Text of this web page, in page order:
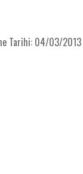
Tarihi: 04/03/2013